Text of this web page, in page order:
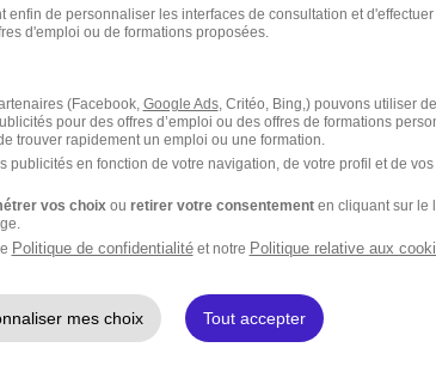
enfin de personnaliser les interfaces de consultation et d'effectuer
d'emploi ou de formations proposées.
(Facebook, Google Ads, Critéo, Bing,) pouvons utiliser
pour des offres d’emploi ou des offres de formations
trouver rapidement un emploi ou une formation.
publicités en fonction de votre navigation, de votre profil et de
vos choix ou retirer votre consentementen cliquant sur le
Politique de confidentialitéet notre Politique relative aux
mes choix Tout accepter